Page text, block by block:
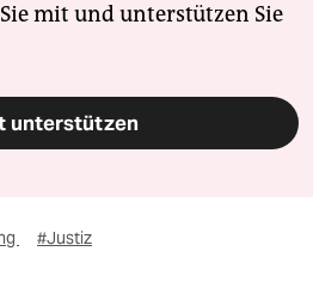
mit und unterstützen Sie
unterstützen
#Justiz